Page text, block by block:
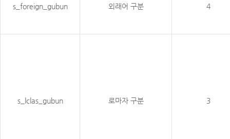
s_foreign_gubun 외래어 구분 4
s_lclas_gubun 로마자 구분 3